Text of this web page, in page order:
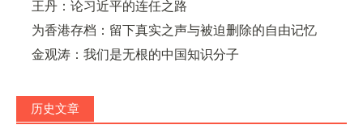
王丹：论习近平的连任之路
为香港存档：留下真实之声与被迫删除的自由记忆
金观涛：我们是无根的中国知识分子
历史文章